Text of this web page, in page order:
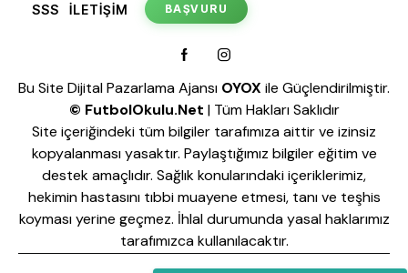
SSS İLETİŞİM BAŞVURU
Bu Site Dijital Pazarlama Ajansı OYOX ile Güçlendirilmiştir.
© FutbolOkulu.Net | Tüm Hakları Saklıdır
Site içeriğindeki tüm bilgiler tarafımıza aittir ve izinsiz
kopyalanması yasaktır. Paylaştığımız bilgiler eğitim ve
destek amaçlıdır. Sağlık konularındaki içeriklerimiz,
hekimin hastasını tıbbi muayene etmesi, tanı ve teşhis
koyması yerine geçmez. İhlal durumunda yasal haklarımız
tarafımızca kullanılacaktır.